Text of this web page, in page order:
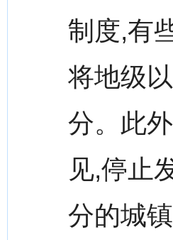
制度,有
将地级
分。此
见,停止
分的城